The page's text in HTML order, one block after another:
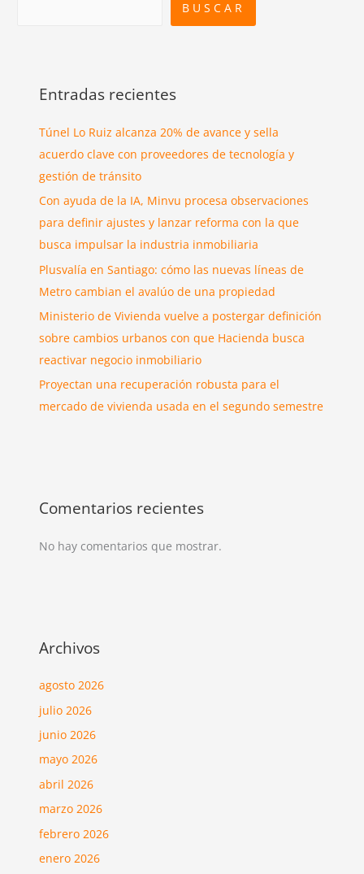
BUSCAR
Entradas recientes
Túnel Lo Ruiz alcanza 20% de avance y sella
acuerdo clave con proveedores de tecnología y
gestión de tránsito
Con ayuda de la IA, Minvu procesa observaciones
para definir ajustes y lanzar reforma con la que
busca impulsar la industria inmobiliaria
Plusvalía en Santiago: cómo las nuevas líneas de
Metro cambian el avalúo de una propiedad
Ministerio de Vivienda vuelve a postergar definición
sobre cambios urbanos con que Hacienda busca
reactivar negocio inmobiliario
Proyectan una recuperación robusta para el
mercado de vivienda usada en el segundo semestre
Comentarios recientes
No hay comentarios que mostrar.
Archivos
agosto 2026
julio 2026
junio 2026
mayo 2026
abril 2026
marzo 2026
febrero 2026
enero 2026